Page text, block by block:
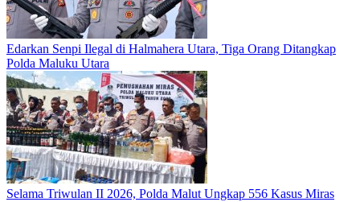
Edarkan Senpi Ilegal di Halmahera Utara, Tiga Orang Ditangkap
Polda Maluku Utara
Selama Triwulan II 2026, Polda Malut Ungkap 556 Kasus Miras